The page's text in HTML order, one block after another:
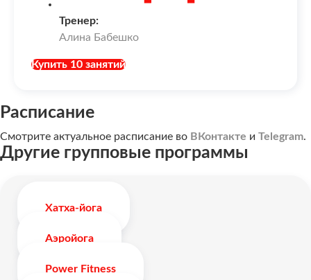
Тренер:
Алина Бабешко
Купить 10 занятий
Расписание
Смотрите актуальное расписание во ВКонтакте и Telegram.
Другие групповые программы
Хатха-йога
Аэройога
Power Fitness